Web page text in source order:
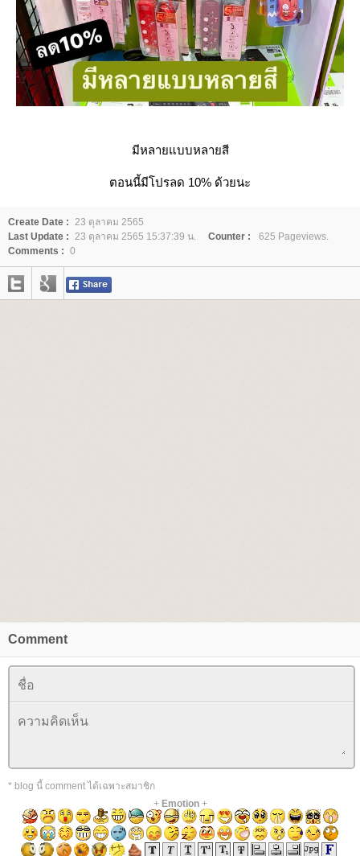
มีหลายแบบหลายสี
ตอนนี้มีโปรลด 10% ด้วยนะ
Create Date : 23 ตุลาคม 2565
Last Update : 23 ตุลาคม 2565 15:37:39 น. Counter :
625 Pageviews.
Comments : 0
Comment
* blog นี้ comment ได้เฉพาะสมาชิก
+ Emotion+